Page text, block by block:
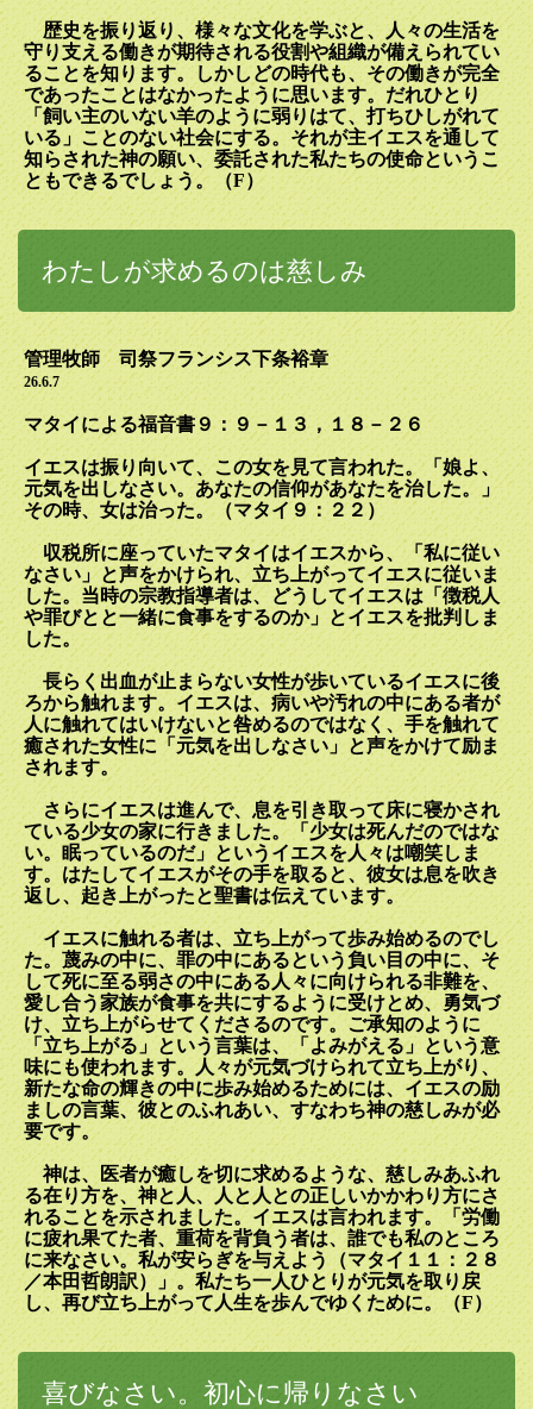
歴史を振り返り、様々な文化を学ぶと、人々の生活を
守り支える働きが期待される役割や組織が備えられてい
ることを知ります。しかしどの時代も、その働きが完全
であったことはなかったように思います。だれひとり
「飼い主のいない羊のように弱りはて、打ちひしがれて
いる」ことのない社会にする。それが主イエスを通して
知らされた神の願い、委託された私たちの使命というこ
ともできるでしょう。（F）
わたしが求めるのは慈しみ
管理牧師 司祭フランシス下条裕章
26.6.7
マタイによる福音書９：９－１３，１８－２６
イエスは振り向いて、この女を見て言われた。「娘よ、
元気を出しなさい。あなたの信仰があなたを治した。」
その時、女は治った。（マタイ９：２２）
収税所に座っていたマタイはイエスから、「私に従い
なさい」と声をかけられ、立ち上がってイエスに従いま
した。当時の宗教指導者は、どうしてイエスは「徴税人
や罪びとと一緒に食事をするのか」とイエスを批判しま
した。
長らく出血が止まらない女性が歩いているイエスに後
ろから触れます。イエスは、病いや汚れの中にある者が
人に触れてはいけないと咎めるのではなく、手を触れて
癒された女性に「元気を出しなさい」と声をかけて励ま
されます。
さらにイエスは進んで、息を引き取って床に寝かされ
ている少女の家に行きました。「少女は死んだのではな
い。眠っているのだ」というイエスを人々は嘲笑しま
す。はたしてイエスがその手を取ると、彼女は息を吹き
返し、起き上がったと聖書は伝えています。
イエスに触れる者は、立ち上がって歩み始めるのでし
た。蔑みの中に、罪の中にあるという負い目の中に、そ
して死に至る弱さの中にある人々に向けられる非難を、
愛し合う家族が食事を共にするように受けとめ、勇気づ
け、立ち上がらせてくださるのです。ご承知のように
「立ち上がる」という言葉は、「よみがえる」という意
味にも使われます。人々が元気づけられて立ち上がり、
新たな命の輝きの中に歩み始めるためには、イエスの励
ましの言葉、彼とのふれあい、すなわち神の慈しみが必
要です。
神は、医者が癒しを切に求めるような、慈しみあふれ
る在り方を、神と人、人と人との正しいかかわり方にさ
れることを示されました。イエスは言われます。「労働
に疲れ果てた者、重荷を背負う者は、誰でも私のところ
に来なさい。私が安らぎを与えよう（マタイ１１：２８
／本田哲朗訳）」。私たち一人ひとりが元気を取り戻
し、再び立ち上がって人生を歩んでゆくために。（F）
喜びなさい。初心に帰りなさい